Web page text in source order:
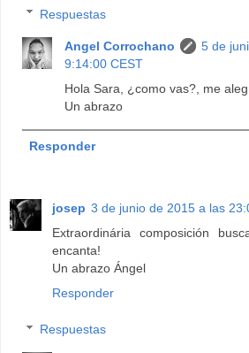
Respuestas
Angel Corrochano
5 de
9:14:00 CEST
Hola Sara, ¿como vas?, me
Un abrazo
Responder
josep 3 de junio de 2015 a las
Extraordinária composición
encanta!
Un abrazo Ángel
Responder
Respuestas